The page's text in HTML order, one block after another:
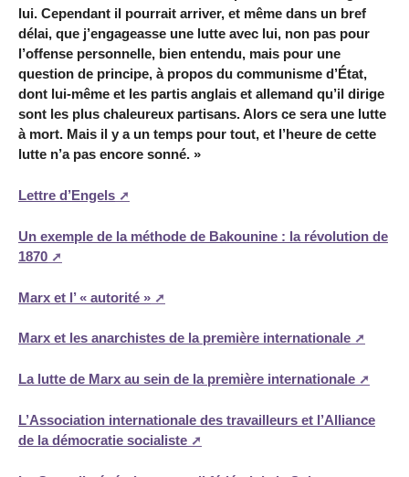
lui. Cependant il pourrait arriver, et même dans un bref
délai, que j’engageasse une lutte avec lui, non pas pour
l’offense personnelle, bien entendu, mais pour une
question de principe, à propos du communisme d’État,
dont lui-même et les partis anglais et allemand qu’il dirige
sont les plus chaleureux partisans. Alors ce sera une lutte
à mort. Mais il y a un temps pour tout, et l’heure de cette
lutte n’a pas encore sonné. »
Lettre d’Engels
Un exemple de la méthode de Bakounine : la révolution de
1870
Marx et l’ « autorité »
Marx et les anarchistes de la première internationale
La lutte de Marx au sein de la première internationale
L’Association internationale des travailleurs et l’Alliance
de la démocratie socialiste